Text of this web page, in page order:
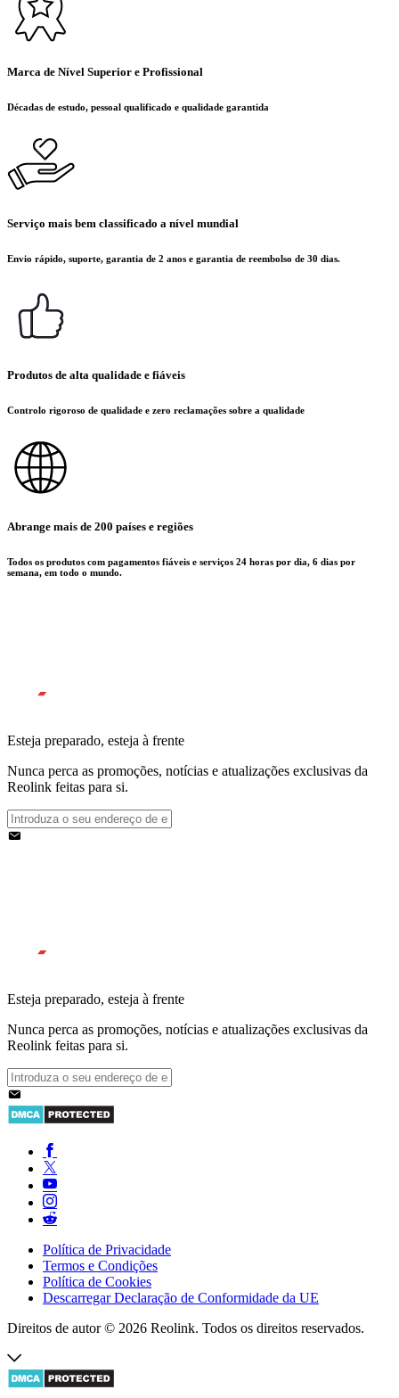
Marca de Nível Superior e Profissional
Décadas de estudo, pessoal qualificado e qualidade garantida
Serviço mais bem classificado a nível mundial
Envio rápido, suporte, garantia de 2 anos e garantia de reembolso de 30 dias.
Produtos de alta qualidade e fiáveis
Controlo rigoroso de qualidade e zero reclamações sobre a qualidade
Abrange mais de 200 países e regiões
Todos os produtos com pagamentos fiáveis e serviços 24 horas por dia, 6 dias por
semana, em todo o mundo.
Esteja preparado, esteja à frente
Nunca perca as promoções, notícias e atualizações exclusivas da
Reolink feitas para si.
Esteja preparado, esteja à frente
Nunca perca as promoções, notícias e atualizações exclusivas da
Reolink feitas para si.
Política de Privacidade
Termos e Condições
Política de Cookies
Descarregar Declaração de Conformidade da UE
Direitos de autor © 2026 Reolink. Todos os direitos reservados.